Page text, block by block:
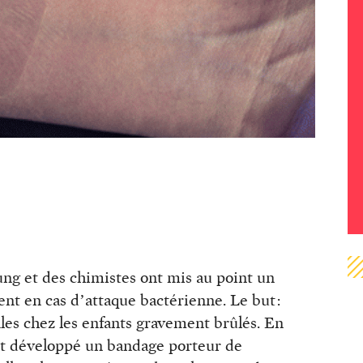
et des chimistes ont mis au point un
en cas d’attaque bactérienne. Le but :
chez les enfants gravement brûlés. En
développé un bandage porteur de